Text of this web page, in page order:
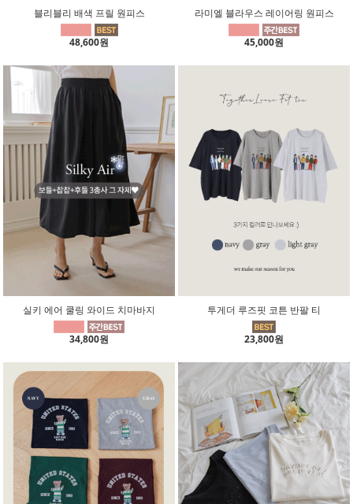
블리블리 배색 프릴 원피스
48,600원
라미엘 블라우스 레이어링 원피스
45,000원
실키 에어 쿨링 와이드 치마바지
34,800원
투게더 루즈핏 코튼 반팔 티
23,800원